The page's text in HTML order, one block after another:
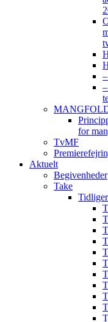
for
TvMF
Aktuelt
Begivenheder
Take